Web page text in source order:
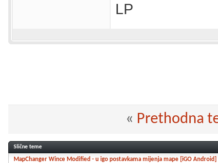
LP
« Prethodna
Slične teme
MapChanger Wince Modified - u igo postavkama mijenja mape [iGO Android]